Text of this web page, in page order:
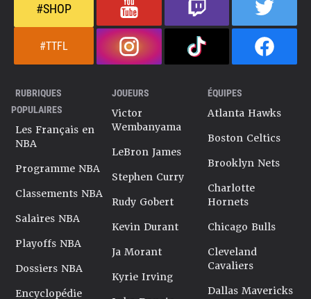
#SHOP
#TTFL
RUBRIQUES
POPULAIRES
Les Français en
NBA
Programme NBA
Classements NBA
Salaires NBA
Playoffs NBA
Dossiers NBA
Encyclopédie
JOUEURS
Victor
Wembanyama
LeBron James
Stephen Curry
Rudy Gobert
Kevin Durant
Ja Morant
Kyrie Irving
ÉQUIPES
Atlanta Hawks
Boston Celtics
Brooklyn Nets
Charlotte
Hornets
Chicago Bulls
Cleveland
Cavaliers
Dallas Mavericks